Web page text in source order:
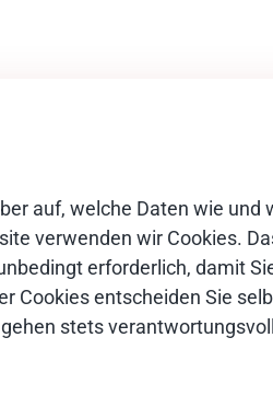
auf, welche Daten wie und
verwenden wir Cookies.
erforderlich, damit
Cookies entscheiden Sie
stets